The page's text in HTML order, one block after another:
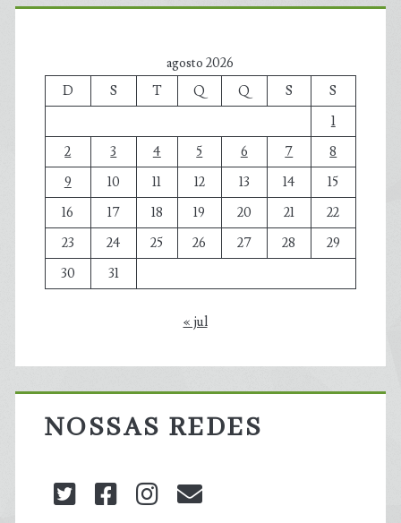
agosto 2026
D
S T Q Q S
S
1
2
3 4 5 6 7
8
9
10 11 12 13 14
15
16
17 18 19 20 21
22
23
24 25 26 27 28
29
30
31
« jul
NOSSAS REDES
twitterfacebookinstagram